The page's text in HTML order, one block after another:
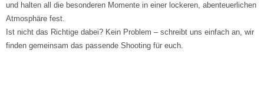
und halten all die besonderen Momente in einer lockeren, abenteuerlichen
Atmosphäre fest.
Ist nicht das Richtige dabei? Kein Problem – schreibt uns einfach an, wir
finden gemeinsam das passende Shooting für euch.